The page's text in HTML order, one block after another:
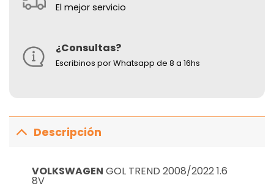
El mejor servicio
¿Consultas?
Escribinos por Whatsapp de 8 a 16hs
Descripción
VOLKSWAGEN GOL TREND 2008/2022 1.6
8V